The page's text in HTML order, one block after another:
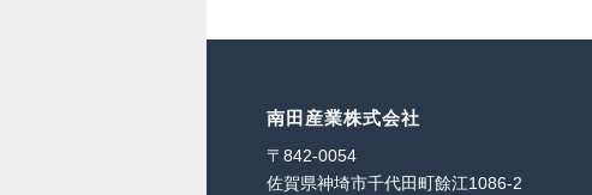
南田産業株式会社
〒842-0054
佐賀県神埼市千代田町餘江1086-2